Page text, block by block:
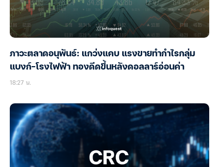
ภาวะตลาดอนุพันธ์: แกว่งแคบ แรงขายทำกำไรกลุ่ม
แบงก์-โรงไฟฟ้า ทองดีดขึ้นหลังดอลลาร์อ่อนค่า
18:27 น.